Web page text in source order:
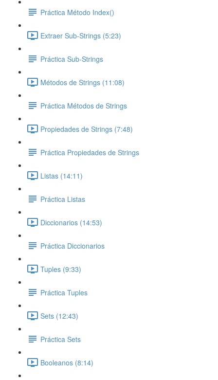
Práctica Método Index()
Extraer Sub-Strings (5:23)
Práctica Sub-Strings
Métodos de Strings (11:08)
Práctica Métodos de Strings
Propiedades de Strings (7:48)
Práctica Propiedades de Strings
Listas (14:11)
Práctica Listas
Diccionarios (14:53)
Práctica Diccionarios
Tuples (9:33)
Práctica Tuples
Sets (12:43)
Práctica Sets
Booleanos (8:14)